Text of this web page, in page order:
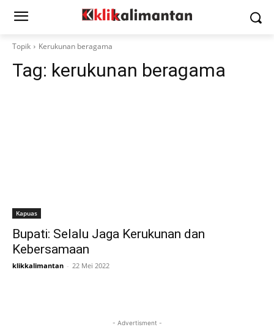
Topik Kerukunan beragama
Tag: kerukunan beragama
Kapuas
Bupati: Selalu Jaga Kerukunan dan
Kebersamaan
klikkalimantan - 22 Mei 2022
- Advertisment -